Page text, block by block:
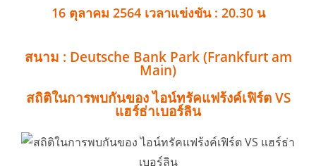
16 ตุลาคม 2564 เวลาแข่งขัน : 20.30 น
สนาม : Deutsche Bank Park (Frankfurt am
Main)
สถิติในการพบกันของ ไอน์ทรัคแฟร้งค์เฟิร์ต VS
แฮร์ธ่าเบอร์ลิน